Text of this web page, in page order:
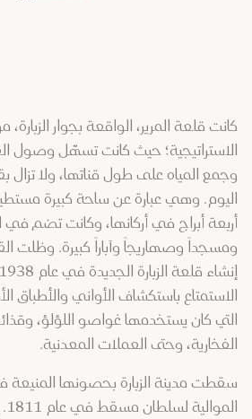
كانت قلعة المرير، الواقعة بجوار
الاستراتيجية؛ حيث كانت تسهّل وصول
وجمع المياه على طول قناتها، ولا تزال
اليوم. وهي عبارة عن ساحة كبيرة
أربعة أبراج في أركانها، وكانت تضم
ومسجداً وصهاريجاً وآباراً كبيرة. وظلت
الاستمتاع باستكشاف الأواني والأطباق
التي كان يستخدمها غواصو اللؤلؤ،
الفخارية، وحتى العملات المعدنية.
سقطت مدينة الزبارة بحصونها المنيعة